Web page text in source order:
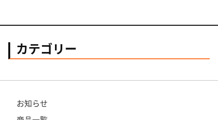
カテゴリー
お知らせ